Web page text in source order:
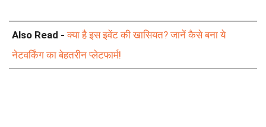
Also Read -क्या है इस इवेंट की खासियत? जानें कैसे बना ये
नेटवर्किंग का बेहतरीन प्लेटफार्म!